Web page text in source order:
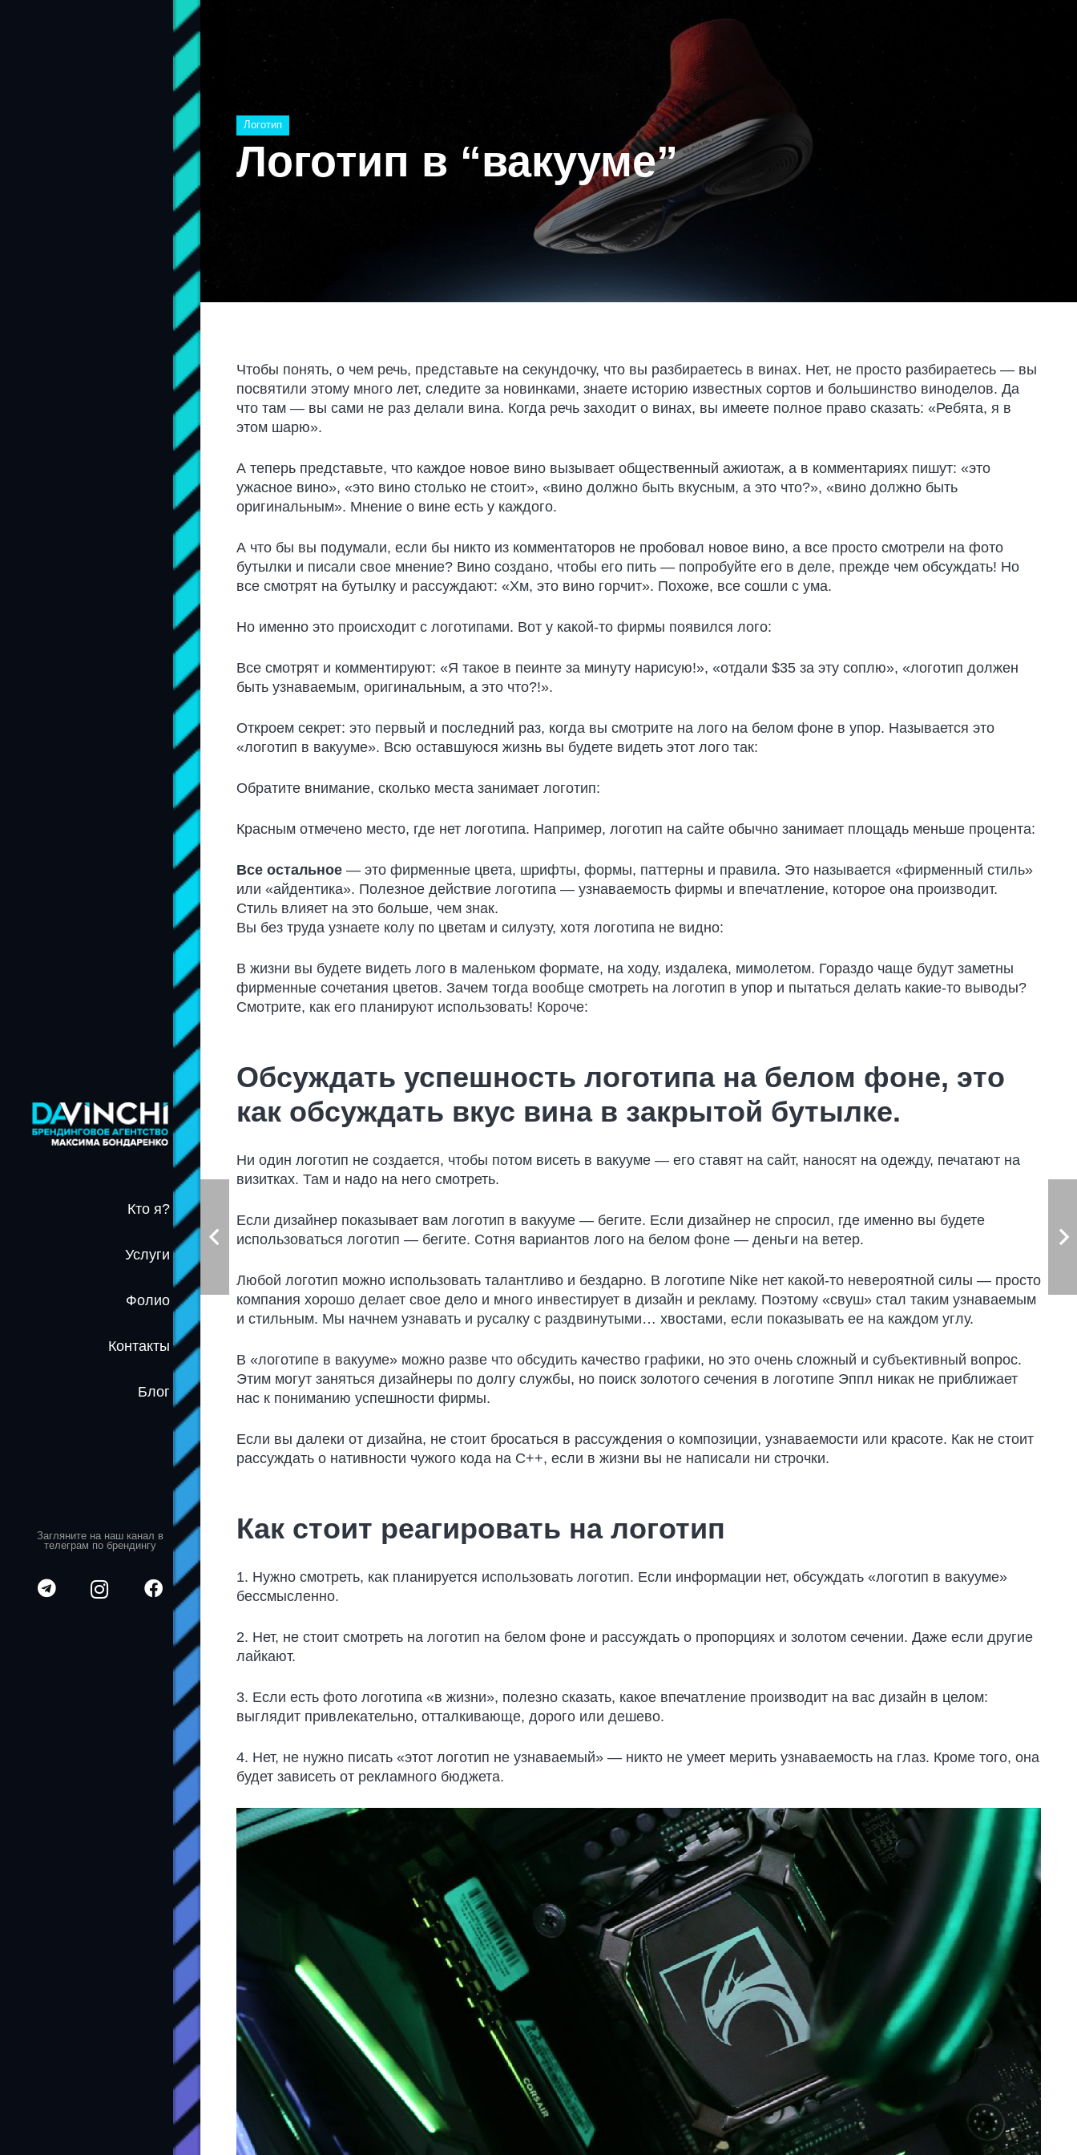
Кто я?
Услуги
Фолио
Контакты
Блог
Загляните на наш канал в
телеграм по брендингу
Логотип
Логотип в “вакууме”
Чтобы понять, о чем речь, представьте на секундочку, что вы разбираетесь в винах. Нет, не просто разбираетесь — вы
посвятили этому много лет, следите за новинками, знаете историю известных сортов и большинство виноделов. Да
что там — вы сами не раз делали вина. Когда речь заходит о винах, вы имеете полное право сказать: «Ребята, я в
этом шарю».
А теперь представьте, что каждое новое вино вызывает общественный ажиотаж, а в комментариях пишут: «это
ужасное вино», «это вино столько не стоит», «вино должно быть вкусным, а это что?», «вино должно быть
оригинальным». Мнение о вине есть у каждого.
А что бы вы подумали, если бы никто из комментаторов не пробовал новое вино, а все просто смотрели на фото
бутылки и писали свое мнение? Вино создано, чтобы его пить — попробуйте его в деле, прежде чем обсуждать! Но
все смотрят на бутылку и рассуждают: «Хм, это вино горчит». Похоже, все сошли с ума.
Но именно это происходит с логотипами. Вот у какой-то фирмы появился лого:
Все смотрят и комментируют: «Я такое в пеинте за минуту нарисую!», «отдали $35 за эту соплю», «логотип должен
быть узнаваемым, оригинальным, а это что?!».
Откроем секрет: это первый и последний раз, когда вы смотрите на лого на белом фоне в упор. Называется это
«логотип в вакууме». Всю оставшуюся жизнь вы будете видеть этот лого так:
Обратите внимание, сколько места занимает логотип:
Красным отмечено место, где нет логотипа. Например, логотип на сайте обычно занимает площадь меньше процента:
Все остальное — это фирменные цвета, шрифты, формы, паттерны и правила. Это называется «фирменный стиль»
или «айдентика». Полезное действие логотипа — узнаваемость фирмы и впечатление, которое она производит.
Стиль влияет на это больше, чем знак.
Вы без труда узнаете колу по цветам и силуэту, хотя логотипа не видно:
В жизни вы будете видеть лого в маленьком формате, на ходу, издалека, мимолетом. Гораздо чаще будут заметны
фирменные сочетания цветов. Зачем тогда вообще смотреть на логотип в упор и пытаться делать какие-то выводы?
Смотрите, как его планируют использовать! Короче:
Обсуждать успешность логотипа на белом фоне, это
как обсуждать вкус вина в закрытой бутылке.
Ни один логотип не создается, чтобы потом висеть в вакууме — его ставят на сайт, наносят на одежду, печатают на
визитках. Там и надо на него смотреть.
Если дизайнер показывает вам логотип в вакууме — бегите. Если дизайнер не спросил, где именно вы будете
использоваться логотип — бегите. Сотня вариантов лого на белом фоне — деньги на ветер.
Любой логотип можно использовать талантливо и бездарно. В логотипе Nike нет какой-то невероятной силы — просто
компания хорошо делает свое дело и много инвестирует в дизайн и рекламу. Поэтому «свуш» стал таким узнаваемым
и стильным. Мы начнем узнавать и русалку с раздвинутыми… хвостами, если показывать ее на каждом углу.
В «логотипе в вакууме» можно разве что обсудить качество графики, но это очень сложный и субъективный вопрос.
Этим могут заняться дизайнеры по долгу службы, но поиск золотого сечения в логотипе Эппл никак не приближает
нас к пониманию успешности фирмы.
Если вы далеки от дизайна, не стоит бросаться в рассуждения о композиции, узнаваемости или красоте. Как не стоит
рассуждать о нативности чужого кода на С++, если в жизни вы не написали ни строчки.
Как стоит реагировать на логотип
1. Нужно смотреть, как планируется использовать логотип. Если информации нет, обсуждать «логотип в вакууме»
бессмысленно.
2. Нет, не стоит смотреть на логотип на белом фоне и рассуждать о пропорциях и золотом сечении. Даже если другие
лайкают.
3. Если есть фото логотипа «в жизни», полезно сказать, какое впечатление производит на вас дизайн в целом:
выглядит привлекательно, отталкивающе, дорого или дешево.
4. Нет, не нужно писать «этот логотип не узнаваемый» — никто не умеет мерить узнаваемость на глаз. Кроме того, она
будет зависеть от рекламного бюджета.